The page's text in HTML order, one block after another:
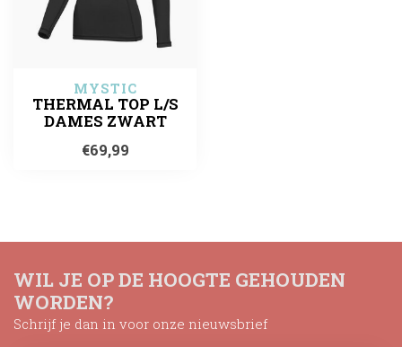
MYSTIC
THERMAL TOP L/S
DAMES ZWART
€69,99
WIL JE OP DE HOOGTE GEHOUDEN
WORDEN?
Schrijf je dan in voor onze nieuwsbrief